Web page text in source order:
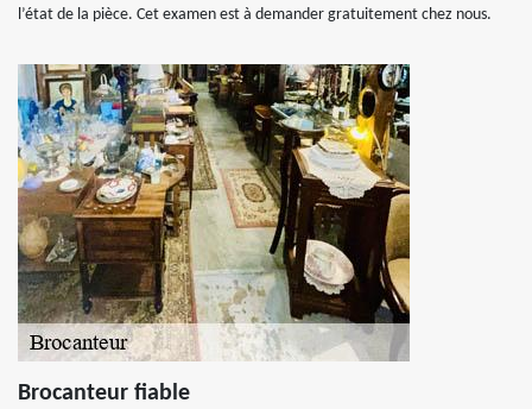
l’état de la pièce. Cet examen est à demander gratuitement chez nous.
Brocanteur fiable